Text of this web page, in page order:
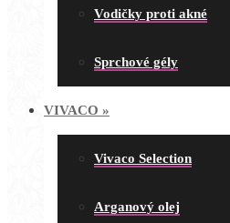
Vodičky proti akné
Sprchové gély
VIVACO »
Vivaco Selection
Arganový olej